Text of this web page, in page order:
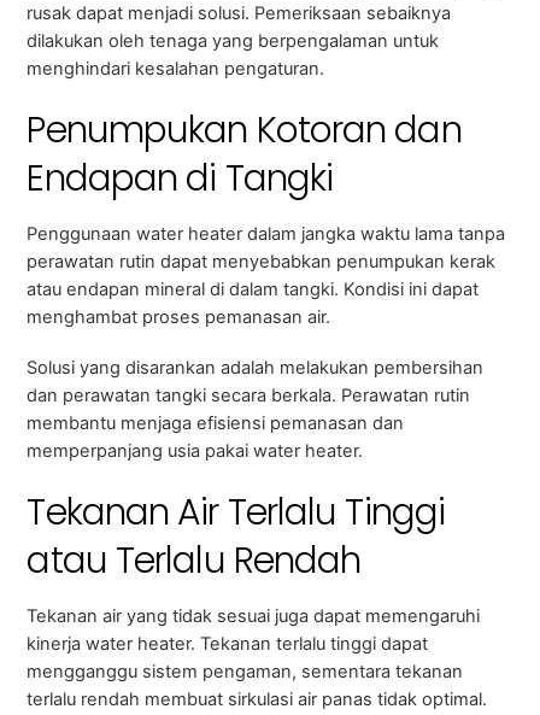
rusak dapat menjadi solusi. Pemeriksaan sebaiknya
dilakukan oleh tenaga yang berpengalaman untuk
menghindari kesalahan pengaturan.
Penumpukan Kotoran dan
Endapan di Tangki
Penggunaan water heater dalam jangka waktu lama tanpa
perawatan rutin dapat menyebabkan penumpukan kerak
atau endapan mineral di dalam tangki. Kondisi ini dapat
menghambat proses pemanasan air.
Solusi yang disarankan adalah melakukan pembersihan
dan perawatan tangki secara berkala. Perawatan rutin
membantu menjaga efisiensi pemanasan dan
memperpanjang usia pakai water heater.
Tekanan Air Terlalu Tinggi
atau Terlalu Rendah
Tekanan air yang tidak sesuai juga dapat memengaruhi
kinerja water heater. Tekanan terlalu tinggi dapat
mengganggu sistem pengaman, sementara tekanan
terlalu rendah membuat sirkulasi air panas tidak optimal.